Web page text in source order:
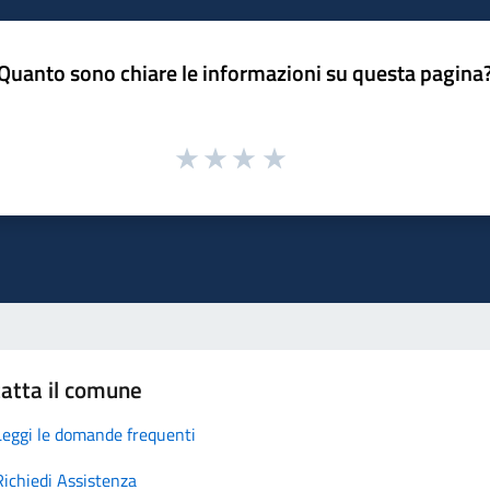
sono chiare le informazioni su questa
il comune
le domande frequenti
Assistenza